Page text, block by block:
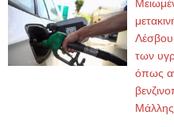
των
όπως